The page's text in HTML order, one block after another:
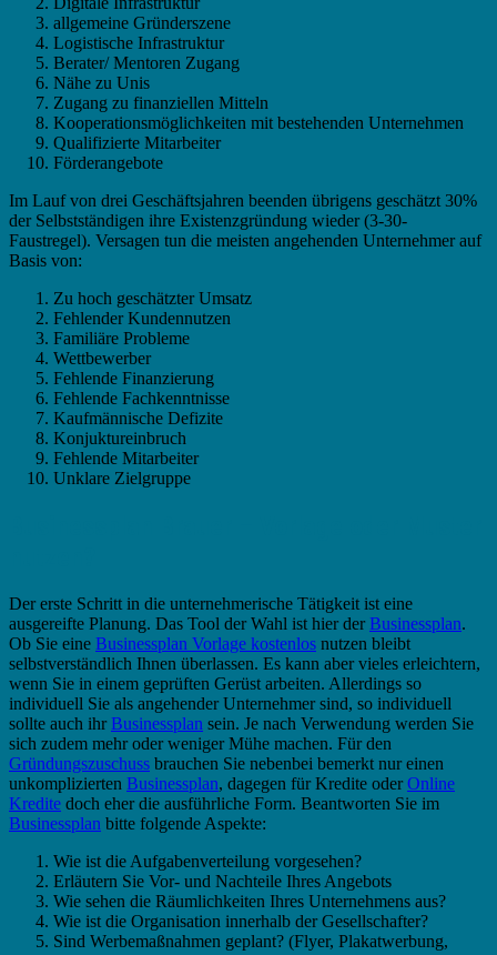
allgemeine Gründerszene
Logistische Infrastruktur
Berater/ Mentoren Zugang
Nähe zu Unis
Zugang zu finanziellen Mitteln
Kooperationsmöglichkeiten mit bestehenden Unternehmen
Qualifizierte Mitarbeiter
Förderangebote
Im Lauf von drei Geschäftsjahren beenden übrigens geschätzt 30%
der Selbstständigen ihre Existenzgründung wieder (3-30-
Faustregel). Versagen tun die meisten angehenden Unternehmer auf
Basis von:
Zu hoch geschätzter Umsatz
Fehlender Kundennutzen
Familiäre Probleme
Wettbewerber
Fehlende Finanzierung
Fehlende Fachkenntnisse
Kaufmännische Defizite
Konjuktureinbruch
Fehlende Mitarbeiter
Unklare Zielgruppe
Der erste Schritt in die unternehmerische Tätigkeit ist eine
ausgereifte Planung. Das Tool der Wahl ist hier derBusinessplan.
Ob Sie eine Businessplan Vorlage kostenlos nutzen bleibt
selbstverständlich Ihnen überlassen. Es kann aber vieles erleichtern,
wenn Sie in einem geprüften Gerüst arbeiten. Allerdings so
individuell Sie als angehender Unternehmer sind, so individuell
sollte auch ihrBusinessplan sein. Je nach Verwendung werden Sie
sich zudem mehr oder weniger Mühe machen. Für den
Gründungszuschuss brauchen Sie nebenbei bemerkt nur einen
unkomplizierten Businessplan, dagegen für Kredite oderOnline
Kredite doch eher die ausführliche Form. Beantworten Sie im
Businessplan bitte folgende Aspekte:
Wie ist die Aufgabenverteilung vorgesehen?
Erläutern Sie Vor- und Nachteile Ihres Angebots
Wie sehen die Räumlichkeiten Ihres Unternehmens aus?
Wie ist die Organisation innerhalb der Gesellschafter?
Sind Werbemaßnahmen geplant? (Flyer, Plakatwerbung,